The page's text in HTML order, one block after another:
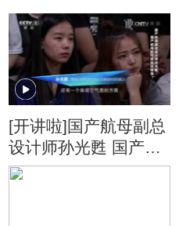
[开讲啦]国产航母副总
设计师孙光甦 国产航
母的气质是如何体现